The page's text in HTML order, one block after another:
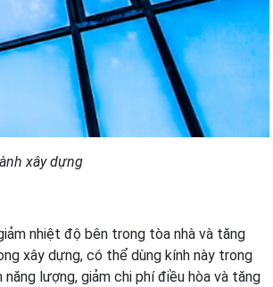
xây dựng
nhiệt độ bên trong tòa nhà và tăng
xây dựng, có thể dùng kính này trong
lượng, giảm chi phí điều hòa và tăng